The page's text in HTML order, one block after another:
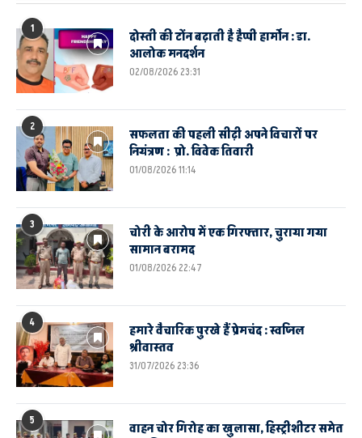
1
दोस्ती की टोंन बढ़ाती है हैप्पी हार्मोन : डा.
आलोक मनदर्शन
02/08/2026 23:31
2
सफलता की पहली सीढ़ी अपने विचारों पर
नियंत्रण : प्रो. विवेक तिवारी
01/08/2026 11:14
3
चोरी के आरोप में एक गिरफ्तार, चुराया गया
सामान बरामद
01/08/2026 22:47
4
हमारे वैचारिक पुरखे हैं प्रेमचंद : स्वप्निल
श्रीवास्तव
31/07/2026 23:36
5
वाहन चोर गिरोह का खुलासा, हिस्ट्रीशीटर समेत